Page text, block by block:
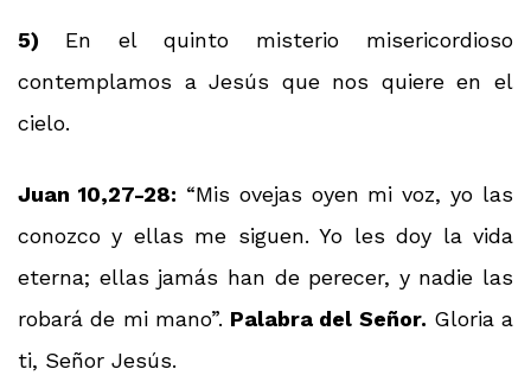
5) En el quinto misterio misericordioso
contemplamos a Jesús que nos quiere en el
cielo.
Juan 10,27-28: “Mis ovejas oyen mi voz, yo las
conozco y ellas me siguen. Yo les doy la vida
eterna; ellas jamás han de perecer, y nadie las
robará de mi mano”. Palabra del Señor. Gloria a
ti, Señor Jesús.